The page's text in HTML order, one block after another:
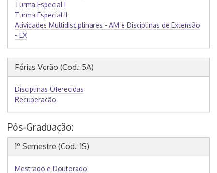
Turma Especial I
Turma Especial II
Atividades Multidisciplinares - AM e Disciplinas de Extensão
- EX
Férias Verão (Cod.: 5A)
Disciplinas Oferecidas
Recuperação
Pós-Graduação:
1º Semestre (Cod.: 1S)
Mestrado e Doutorado